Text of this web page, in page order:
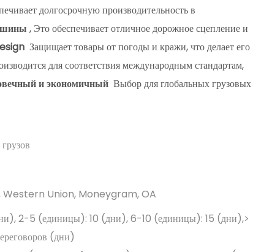
долгосрочную производительность в
шины , Это обеспечивает отличное дорожное сцепление и
Защищает товары от погоды и кражи, что делает его
для соответствия международным стандартам,
и экономичный Выбор для глобальных грузовых
Western Union, Moneygram, OA
2-5 (единицы): 10 (дни), 6-10 (единицы): 15 (дни),>
(дни)